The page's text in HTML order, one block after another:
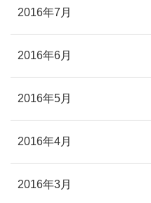
2016年7月
2016年6月
2016年5月
2016年4月
2016年3月